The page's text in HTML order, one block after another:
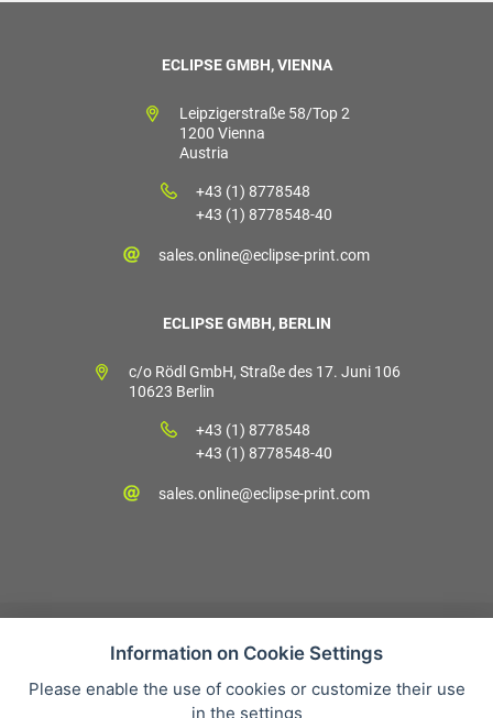
ECLIPSE GMBH, VIENNA
Leipzigerstraße 58/Top 2
1200 Vienna
Austria
+43 (1) 8778548
+43 (1) 8778548-40
sales.online@eclipse-print.com
ECLIPSE GMBH, BERLIN
c/o Rödl GmbH, Straße des 17. Juni 106
10623 Berlin
+43 (1) 8778548
+43 (1) 8778548-40
sales.online@eclipse-print.com
Verkaufsbedingungen
Datenschutz
Information on Cookie Settings
Please enable the use of cookies or customize their use
in the settings